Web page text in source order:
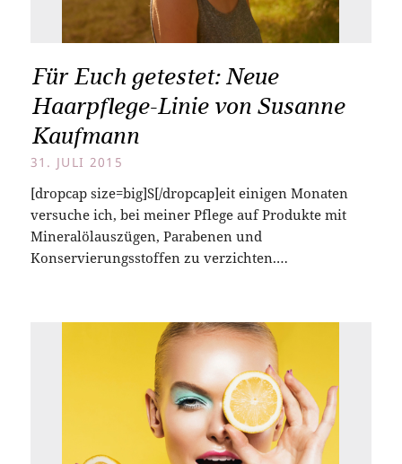
Für Euch getestet: Neue
Haarpflege-Linie von Susanne
Kaufmann
31. JULI 2015
[dropcap size=big]S[/dropcap]eit einigen Monaten
versuche ich, bei meiner Pflege auf Produkte mit
Mineralölauszügen, Parabenen und
Konservierungsstoffen zu verzichten.…